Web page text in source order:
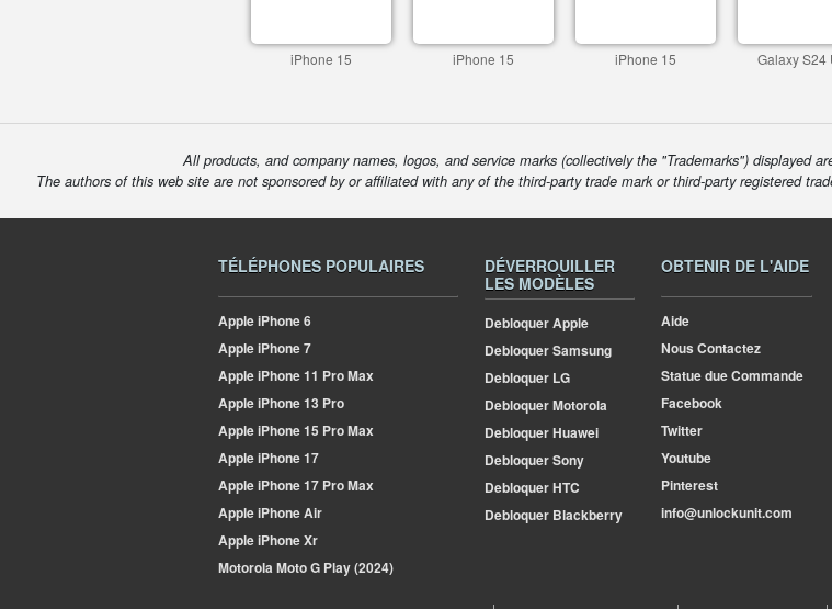
iPhone 15 iPhone 15 iPhone 15 Galaxy S24
All products, and company names, logos, and service marks (collectively the "Trademarks") displayed
The authors of this web site are not sponsored by or affiliated with any of the third-party trade mark or third-party registered
TÉLÉPHONES POPULAIRES
AppleiPhone 6
AppleiPhone 7
AppleiPhone 11 Pro Max
AppleiPhone 13 Pro
AppleiPhone 15 Pro Max
AppleiPhone 17
AppleiPhone 17 Pro Max
AppleiPhone Air
AppleiPhone Xr
MotorolaMoto G Play (2024)
DÉVERROUILLER
LES MODÈLES
Debloquer Apple
Debloquer Samsung
Debloquer LG
Debloquer Motorola
Debloquer Huawei
Debloquer Sony
Debloquer HTC
Debloquer Blackberry
OBTENIR DE L'AIDE
Aide
Nous Contactez
Statue due Commande
Facebook
Twitter
Youtube
Pinterest
info@unlockunit.com